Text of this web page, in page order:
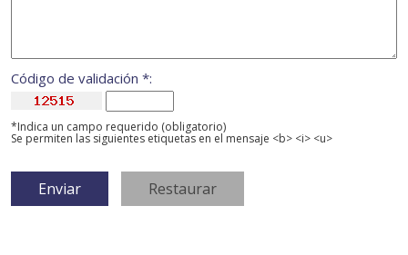
Código de validación *:
*Indica un campo requerido (obligatorio)
Se permiten las siguientes etiquetas en el mensaje <b> <i> <u>